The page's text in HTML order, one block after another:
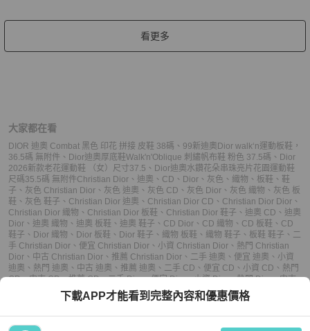
看更多
大家都在看
DIOR 迪奧 Combat 黑色 印花 拼接 皮鞋 38碼 、 99新迪奧Dior walk‘n運動板鞋，
36.5碼 無附件 、 Dior迪奧厚底鞋Walk'n'Oblique 刺繡帆布鞋 粉色 37.5碼 、 Dior
2026新款老花運動鞋 （女）尺寸37.5 、 Dior迪奧水鑽花朵串珠亮片花園運動鞋
尺碼35.5碼 無附件Christian Dior 、 迪奧 、 CD 、 Dior 、 灰色 、 織物 、 板鞋 、 鞋
子 、 灰色 Christian Dior 、 灰色 迪奧 、 灰色 CD 、 灰色 Dior 、 灰色 織物 、 灰色 板
鞋 、 灰色 鞋子 、 Christian Dior 迪奧 、 Christian Dior CD 、 Christian Dior Dior 、
Christian Dior 織物 、 Christian Dior 板鞋 、 Christian Dior 鞋子 、 迪奧 CD 、 迪奧
Dior 、 迪奧 織物 、 迪奧 板鞋 、 迪奧 鞋子 、 CD Dior 、 CD 織物 、 CD 板鞋 、 CD
鞋子 、 Dior 織物 、 Dior 板鞋 、 Dior 鞋子 、 織物 板鞋 、 織物 鞋子 、 板鞋 鞋子 、 二
手 Christian Dior 、 便宜 Christian Dior 、 小資 Christian Dior 、 熱門 Christian
Dior 、 中古 Christian Dior 、 推薦 Christian Dior 、 二手 迪奧 、 便宜 迪奧 、 小資
迪奧 、 熱門 迪奧 、 中古 迪奧 、 推薦 迪奧 、 二手 CD 、 便宜 CD 、 小資 CD 、 熱門
CD、中古 CD、推薦 CD、二手 Dior、便宜 Dior、小資 Dior、熱門 Dior、中古
推薦 Dior、二手 板鞋 、便宜 板鞋、小資 板鞋、 熱門 板鞋、
二手 鞋子、便宜 鞋子、小資 鞋子、熱門 鞋子、中古 鞋子
下載APP才能看到完整內容和優惠價格